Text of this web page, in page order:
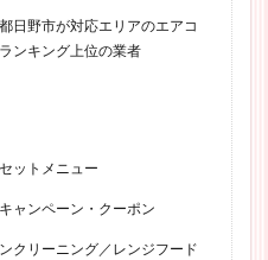
日野市が対応エリアのエアコ
ンキング上位の業者
ットメニュー
ャンペーン・クーポン
クリーニング／レンジフード